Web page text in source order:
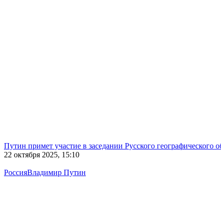
Путин примет участие в заседании Русского географического
22 октября 2025, 15:10
РоссияВладимир Путин